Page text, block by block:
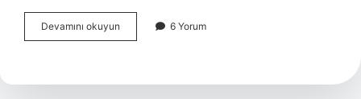
Devamını okuyun
Nasıl
6 Yorum